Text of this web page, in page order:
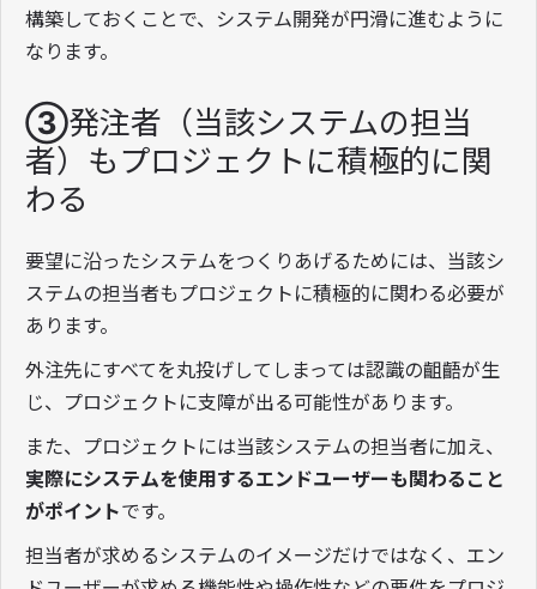
構築しておくことで、システム開発が円滑に進むように
なります。
③発注者（当該システムの担当
者）もプロジェクトに積極的に関
わる
要望に沿ったシステムをつくりあげるためには、当該シ
ステムの担当者もプロジェクトに積極的に関わる必要が
あります。
外注先にすべてを丸投げしてしまっては認識の齟齬が生
じ、プロジェクトに支障が出る可能性があります。
また、プロジェクトには当該システムの担当者に加え、
実際にシステムを使用するエンドユーザーも関わること
がポイントです。
担当者が求めるシステムのイメージだけではなく、エン